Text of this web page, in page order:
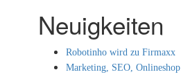
Neuigkeiten
Robotinho wird zu Firmaxx
Marketing, SEO, Onlineshop